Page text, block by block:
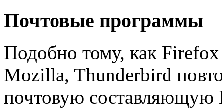
Почтовые программы
Подобно тому, как
Mozilla, Thunderbird
почтовую